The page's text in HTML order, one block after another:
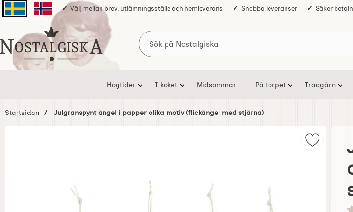
Svenska sidanNorska sidan
Välj mellan brev, utlämningsställe och hemleverans Snabba leveranser Säker
Startsidan för Nostalgiska
Sök
Högtider I köket Midsommar På torpet Trädgårn
Startsidan Julgranspynt ängel i papper olika motiv (flickängel med stjärna)
Markera